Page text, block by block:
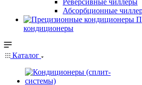
Реверсивные чиллеры
Абсорбционные
кондиционеры
Каталог